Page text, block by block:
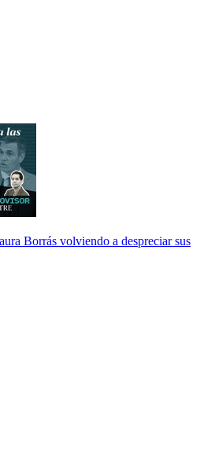
Borrás volviendo a despreciar sus